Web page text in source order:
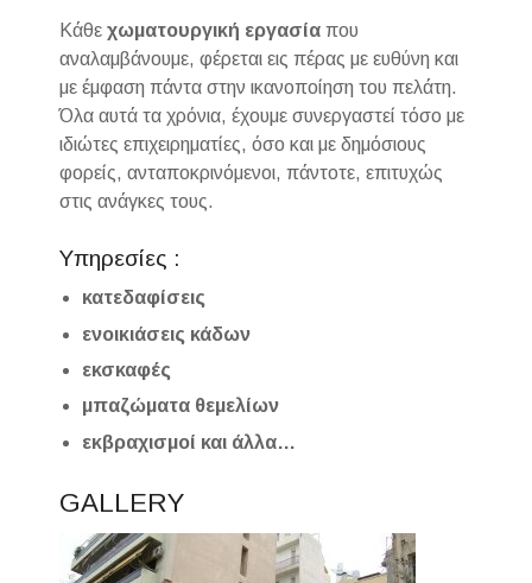
Κάθεχωματουργική εργασία που
αναλαμβάνουμε, φέρεται εις πέρας με ευθύνη και
με έμφαση πάντα στην ικανοποίηση του πελάτη.
Όλα αυτά τα χρόνια, έχουμε συνεργαστεί τόσο με
ιδιώτες επιχειρηματίες, όσο και με δημόσιους
φορείς, ανταποκρινόμενοι, πάντοτε, επιτυχώς
στις ανάγκες τους.
Υπηρεσίες :
κατεδαφίσεις
ενοικιάσεις κάδων
εκσκαφές
μπαζώματα θεμελίων
εκβραχισμοί και άλλα…
GALLERY